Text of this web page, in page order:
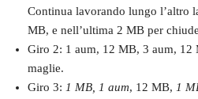
Continua lavorando lungo l’altro
MB, e nell’ultima 2 MB per
Giro 2: 1 aum, 12 MB, 3 aum, 12
maglie.
Giro 3: 1 MB, 1 aum, 12 MB, 1